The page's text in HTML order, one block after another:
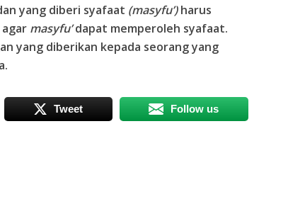
yang diberi syafaat (masyfu’)harus
masyfu’dapat memperoleh syafaat.
yang diberikan kepada seorang yang
Tweet Follow us